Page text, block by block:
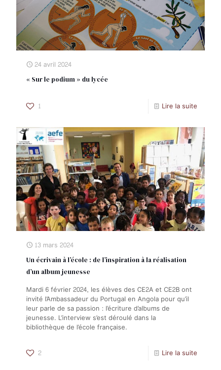
24 avril 2024
« Sur le podium » du lycée
1 Lire la suite
13 mars 2024
Un écrivain à l’école : de l’inspiration à la réalisation
d’un album jeunesse
Mardi 6 février 2024, les élèves des CE2A et CE2B ont
invité l’Ambassadeur du Portugal en Angola pour qu’il
leur parle de sa passion : l’écriture d’albums de
jeunesse. L’interview s’est déroulé dans la
bibliothèque de l’école française.
2 Lire la suite